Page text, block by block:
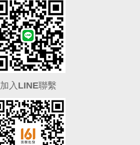
加入LINE聯繫